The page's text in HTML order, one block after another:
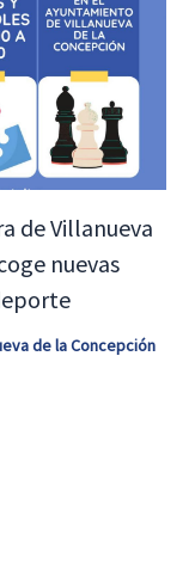
de Villanueva
nuevas
de la Concepción